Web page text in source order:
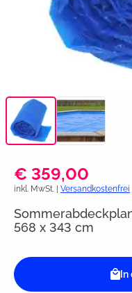
€ 359,00
inkl. MwSt. | Versandkostenfrei
568 x 343 cm